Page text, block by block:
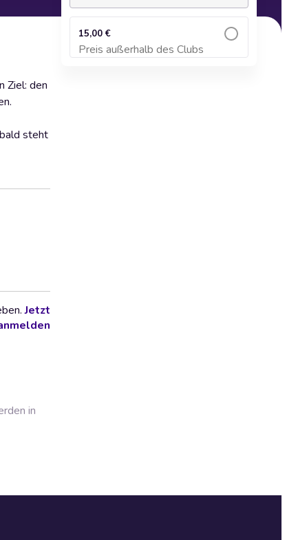
Ziel: den
steht
Jetzt
in
15,00 €
Preis außerhalb des Clubs
Zum Warenkorb hinzufügen